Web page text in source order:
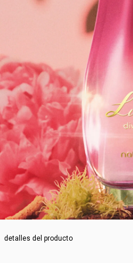
detalles del producto